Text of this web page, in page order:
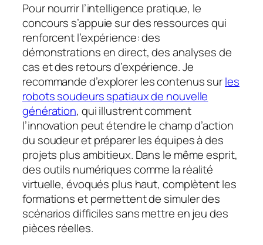
Pour nourrir l’intelligence pratique, le
concours s’appuie sur des ressources qui
renforcent l’expérience: des
démonstrations en direct, des analyses de
cas et des retours d’expérience. Je
recommande d’explorer les contenus surles
robots soudeurs spatiaux de nouvelle
génération, qui illustrent comment
l’innovation peut étendre le champ d’action
du soudeur et préparer les équipes à des
projets plus ambitieux. Dans le même esprit,
des outils numériques comme la réalité
virtuelle, évoqués plus haut, complètent les
formations et permettent de simuler des
scénarios difficiles sans mettre en jeu des
pièces réelles.